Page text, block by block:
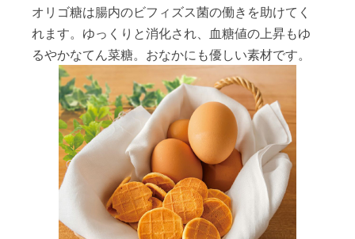
オリゴ糖は腸内のビフィズス菌の働きを助けてく
れます。ゆっくりと消化され、血糖値の上昇もゆ
るやかなてん菜糖。おなかにも優しい素材です。